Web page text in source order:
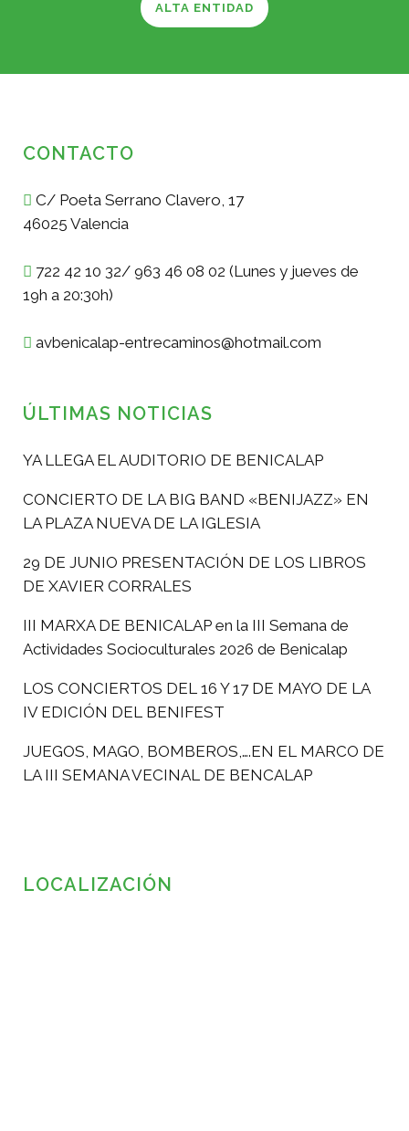
ALTA ENTIDAD
CONTACTO
C/ Poeta Serrano Clavero, 17
46025 Valencia
722 42 10 32/ 963 46 08 02 (Lunes y jueves de
19h a 20:30h)
avbenicalap-entrecaminos@hotmail.com
ÚLTIMAS NOTICIAS
YA LLEGA EL AUDITORIO DE BENICALAP
CONCIERTO DE LA BIG BAND «BENIJAZZ» EN
LA PLAZA NUEVA DE LA IGLESIA
29 DE JUNIO PRESENTACIÓN DE LOS LIBROS
DE XAVIER CORRALES
III MARXA DE BENICALAP en la III Semana de
Actividades Socioculturales 2026 de Benicalap
LOS CONCIERTOS DEL 16 Y 17 DE MAYO DE LA
IV EDICIÓN DEL BENIFEST
JUEGOS, MAGO, BOMBEROS,….EN EL MARCO DE
LA III SEMANA VECINAL DE BENCALAP
LOCALIZACIÓN